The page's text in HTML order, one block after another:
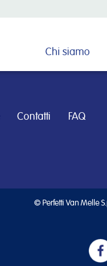
Chi siamo
Contatti FAQ
© Perfetti Van Melle